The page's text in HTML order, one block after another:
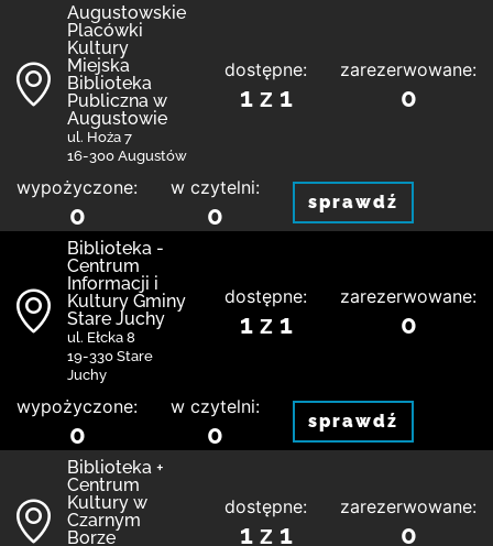
Augustowskie
Placówki
Kultury
Miejska
Biblioteka
Publiczna w
Augustowie
ul. Hoża 7
16-300 Augustów
dostępne:
1 z 1
zarezerwowane:
0
wypożyczone:
0
w czytelni:
0 sprawdź
Biblioteka -
Centrum
Informacji i
Kultury Gminy
Stare Juchy
ul. Ełcka 8
19-330 Stare
Juchy
dostępne:
1 z 1
zarezerwowane:
0
wypożyczone:
0
w czytelni:
0 sprawdź
Biblioteka +
Centrum
Kultury w
Czarnym
Borze
dostępne:
1 z 1
zarezerwowane:
0